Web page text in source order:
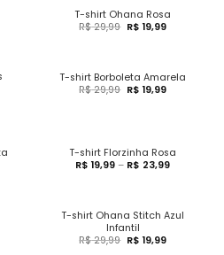
T-shirt Ohana Rosa
R$29,99 R$ 19,99
T-shirt Borboleta Amarela
R$29,99 R$ 19,99
T-shirt Florzinha Rosa
R$ 19,99 – R$ 23,99
T-shirt Ohana Stitch Azul
Infantil
R$29,99 R$ 19,99